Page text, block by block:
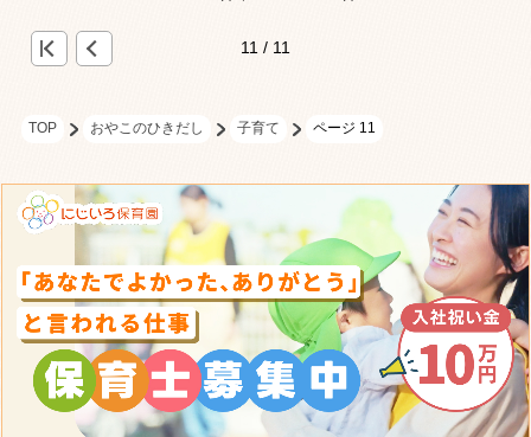
11 / 11
«
TOP おやこのひきだし 子育て ページ 11